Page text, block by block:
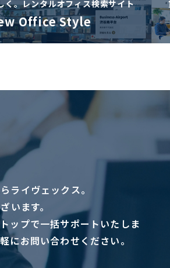
く。レンタルオフィス検索サイト
Office Style
ライヴェックス。
います。
ップで一括サポートいたしま
にお問い合わせください。